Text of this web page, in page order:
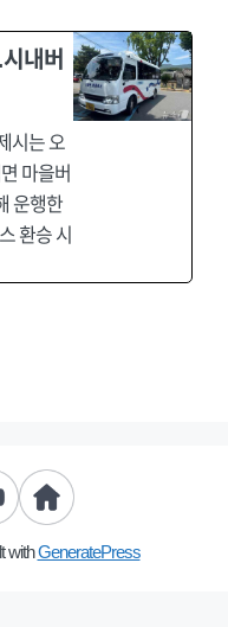
내버
시는 오
마을버
운행한
환승 시
withGeneratePress